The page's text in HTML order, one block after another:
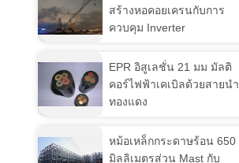
สร้างหอคอยเครนกับการ
ควบคุม Inverter
EPR อิสูเลชั่น 21 มม มัลติ
คอร์ไฟฟ้าเคเบิลด้วยสายนํา
ทองแดง
หม้อเหล็กกระดาษร้อน 650
มิลลิเมตรส่วน Mast กับ